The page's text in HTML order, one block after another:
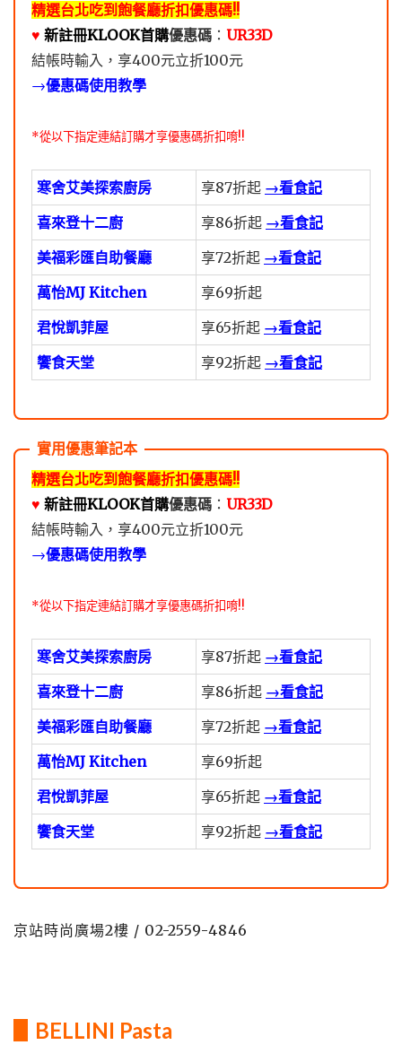
精選台北吃到飽餐廳折扣優惠碼!!
♥️ 新註冊KLOOK首購優惠碼 ： UR33D
結帳時輸入，享400元立折100元
→優惠碼使用教學
*從以下指定連結訂購才享優惠碼折扣唷!!
寒舍艾美探索廚房 享87折起 →看食記
喜來登十二廚
享86折起 →看食記
美福彩匯自助餐廳
享72折起 →看食記
萬怡MJ Kitchen
享69折起
君悅凱菲屋
享65折起 →看食記
饗食天堂
享92折起 →看食記
精選台北吃到飽餐廳折扣優惠碼!!
♥️ 新註冊KLOOK首購優惠碼 ： UR33D
結帳時輸入，享400元立折100元
→優惠碼使用教學
*從以下指定連結訂購才享優惠碼折扣唷!!
寒舍艾美探索廚房 享87折起 →看食記
喜來登十二廚
享86折起 →看食記
美福彩匯自助餐廳
享72折起 →看食記
萬怡MJ Kitchen
享69折起
君悅凱菲屋
享65折起 →看食記
饗食天堂
享92折起 →看食記
京站時尚廣場2樓 / 02-2559-4846
▋BELLINI Pasta